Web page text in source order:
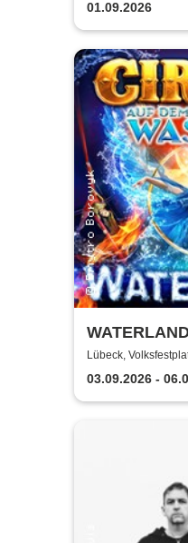
Übernahme
01.09.2026
dem Wasser
Lübeck,
03.09.2026 -